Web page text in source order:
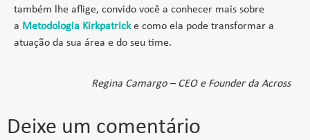
também lhe aflige, convido você a conhecer mais sobre
a Metodologia Kirkpatricke como ela pode transformar a
atuação da sua área e do seu time.
Regina Camargo– CEO e Founderda Across
Deixe um comentário